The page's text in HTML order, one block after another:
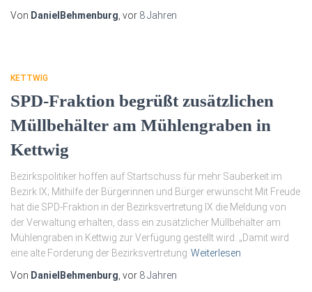
Von DanielBehmenburg , vor 8 Jahren
KETTWIG
SPD-Fraktion begrüßt zusätzlichen
Müllbehälter am Mühlengraben in
Kettwig
Bezirkspolitiker hoffen auf Startschuss für mehr Sauberkeit im
Bezirk IX; Mithilfe der Bürgerinnen und Bürger erwünscht Mit Freude
hat die SPD-Fraktion in der Bezirksvertretung IX die Meldung von
der Verwaltung erhalten, dass ein zusätzlicher Müllbehälter am
Mühlengraben in Kettwig zur Verfügung gestellt wird. „Damit wird
eine alte Forderung der Bezirksvertretung Weiterlesen
Von DanielBehmenburg , vor 8 Jahren